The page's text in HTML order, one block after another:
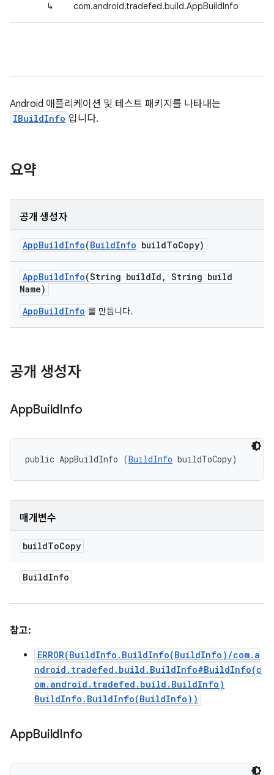
↳ com.android.tradefed.build.AppBuildInfo
Android 애플리케이션 및 테스트 패키지를 나타내는
IBuildInfo 입니다.
요약
공개 생성자
AppBuildInfo(BuildInfo buildToCopy)
AppBuildInfo(String buildId , String build
Name)
AppBuildInfo 를 만듭니다.
공개 생성자
AppBuildInfo
public AppBuildInfo (BuildInfo buildToCopy)
매개변수
buildToCopy
BuildInfo
참고:
ERROR(BuildInfo.BuildInfo(BuildInfo)/com.a
ndroid.tradefed.build.BuildInfo#BuildInfo(c
om.android.tradefed.build.BuildInfo)
BuildInfo.BuildInfo(BuildInfo))
AppBuildInfo